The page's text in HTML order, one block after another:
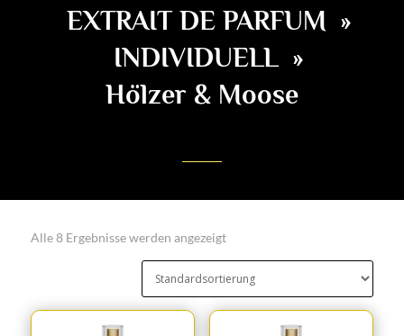
EXTRAIT DE PARFUM »
INDIVIDUELL »
Hölzer & Moose
Alle 8 Ergebnisse werden angezeigt